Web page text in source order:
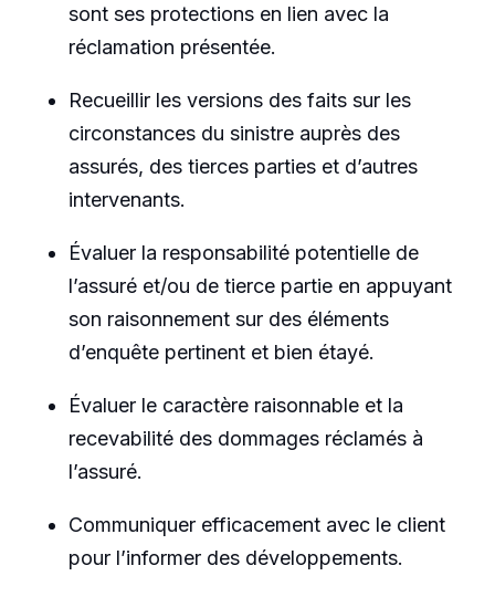
sont ses protections en lien avec la
réclamation présentée.
Recueillir les versions des faits sur les
circonstances du sinistre auprès des
assurés, des tierces parties et d’autres
intervenants.
Évaluer la responsabilité potentielle de
l’assuré et/ou de tierce partie en appuyant
son raisonnement sur des éléments
d’enquête pertinent et bien étayé.
Évaluer le caractère raisonnable et la
recevabilité des dommages réclamés à
l’assuré.
Communiquer efficacement avec le client
pour l’informer des développements.